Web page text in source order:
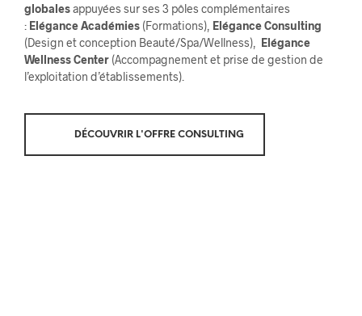
globalesappuyées sur ses 3 pôles complémentaires
: Elégance Académies (Formations), Elégance Consulting
(Design et conception Beauté/Spa/Wellness), Elégance
Wellness Center (Accompagnement et prise de gestion de
l’exploitation d’établissements).
DÉCOUVRIR L'OFFRE CONSULTING